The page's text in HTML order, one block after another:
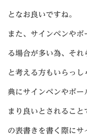
となお良いですね。
また、サインペンや
る場合が多い為、そ
と考える方もいらっ
典にサインペンやボー
まり良いとされるこ
の表書きを書く際に